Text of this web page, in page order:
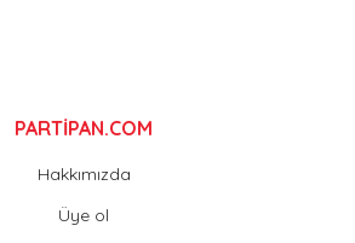
PARTİPAN.COM
Hakkımızda
Üye ol